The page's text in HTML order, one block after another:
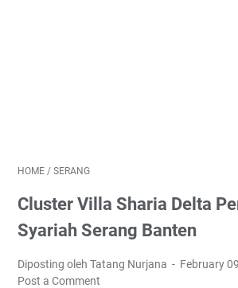
HOME / SERANG
Cluster Villa Sharia Delta
Syariah Serang Banten
Diposting oleh Tatang Nurjana
February
Post a Comment